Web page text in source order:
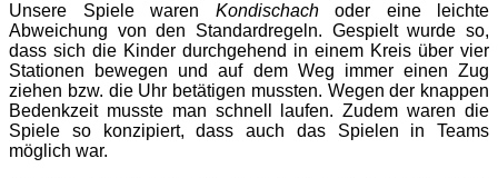
Unsere Spiele waren Kondischachoder eine leichte
Abweichung von den Standardregeln. Gespielt wurde so,
dass sich die Kinder durchgehend in einem Kreis über vier
Stationen bewegen und auf dem Weg immer einen Zug
ziehen bzw. die Uhr betätigen mussten. Wegen der knappen
Bedenkzeit musste man schnell laufen. Zudem waren die
Spiele so konzipiert, dass auch das Spielen in Teams
möglich war.